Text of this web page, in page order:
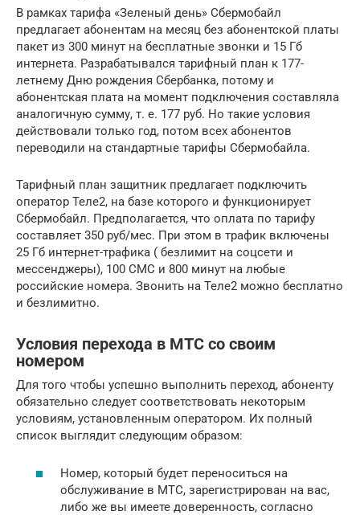
В рамках тарифа «Зеленый день» Сбермобайл
предлагает абонентам на месяц без абонентской платы
пакет из 300 минут на бесплатные звонки и 15 Гб
интернета. Разрабатывался тарифный план к 177-
летнему Дню рождения Сбербанка, потому и
абонентская плата на момент подключения составляла
аналогичную сумму, т. е. 177 руб. Но такие условия
действовали только год, потом всех абонентов
переводили на стандартные тарифы Сбермобайла.
Тарифный план защитник предлагает подключить
оператор Теле2, на базе которого и функционирует
Сбермобайл. Предполагается, что оплата по тарифу
составляет 350 руб/мес. При этом в трафик включены
25 Гб интернет-трафика ( безлимит на соцсети и
мессенджеры), 100 СМС и 800 минут на любые
российские номера. Звонить на Теле2 можно бесплатно
и безлимитно.
Условия перехода в МТС со своим
номером
Для того чтобы успешно выполнить переход, абоненту
обязательно следует соответствовать некоторым
условиям, установленным оператором. Их полный
список выглядит следующим образом:
Номер, который будет переноситься на
обслуживание в МТС, зарегистрирован на вас,
либо же вы имеете доверенность, согласно